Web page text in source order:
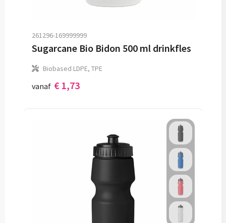
261296-169999999
Sugarcane Bio Bidon 500 ml drinkfles
Biobased LDPE, TPE
vanaf € 1,73